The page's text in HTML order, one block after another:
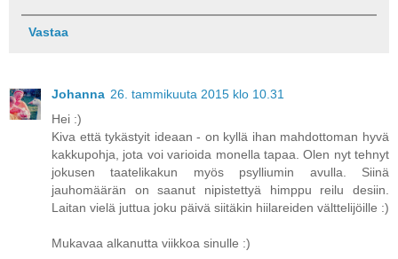
Vastaa
Johanna 26. tammikuuta 2015 klo 10.31
Hei :)
Kiva että tykästyit ideaan - on kyllä ihan mahdottoman hyvä
kakkupohja, jota voi varioida monella tapaa. Olen nyt tehnyt
jokusen taatelikakun myös psylliumin avulla. Siinä
jauhomäärän on saanut nipistettyä himppu reilu desiin.
Laitan vielä juttua joku päivä siitäkin hiilareiden välttelijöille :)
Mukavaa alkanutta viikkoa sinulle :)